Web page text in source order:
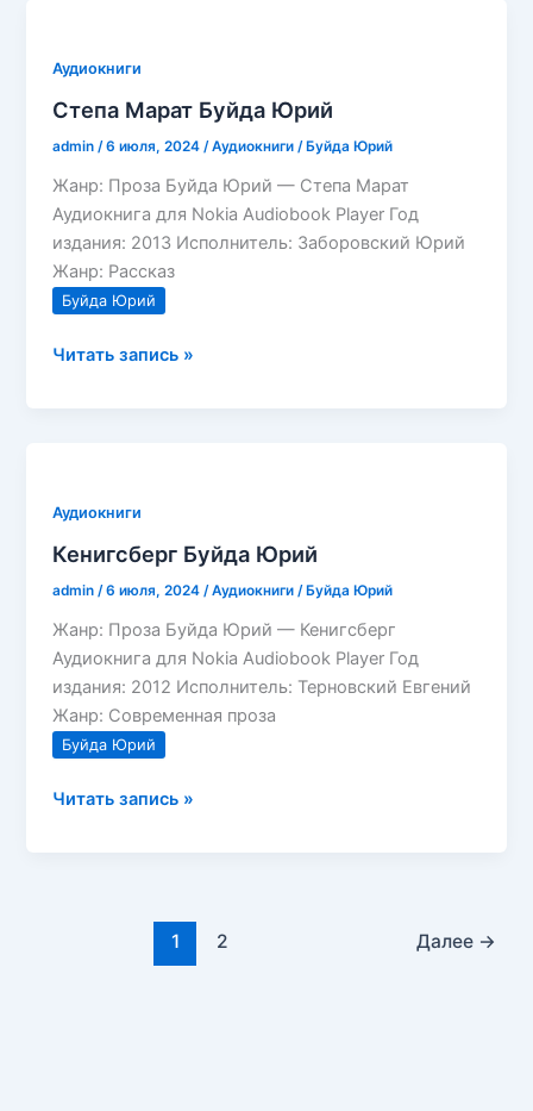
Аудиокниги
Степа Марат Буйда Юрий
admin/6 июля, 2024/Аудиокниги / Буйда Юрий
Жанр: Проза Буйда Юрий — Степа Марат
Аудиокнига для Nokia Audiobook Player Год
издания: 2013 Исполнитель: Заборовский Юрий
Жанр: Рассказ
Буйда Юрий
Степа
Читать запись »
Аудиокниги
Кенигсберг Буйда Юрий
admin/6 июля, 2024/Аудиокниги /Буйда Юрий
Жанр: Проза Буйда Юрий — Кенигсберг
Аудиокнига для Nokia Audiobook Player Год
издания: 2012 Исполнитель: Терновский Евгений
Жанр: Современная проза
Буйда Юрий
Кенигсберг
Читать запись »
1 2 Далее →